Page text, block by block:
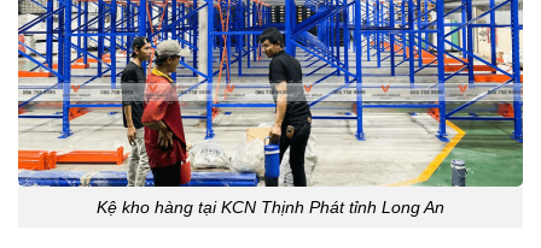
Kệ kho hàng tại KCN Thịnh Phát tỉnh Long An